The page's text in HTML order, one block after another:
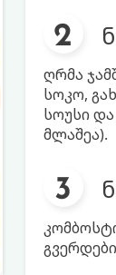
ღრმა
სოკო,
სოუსი
მლაშეა).